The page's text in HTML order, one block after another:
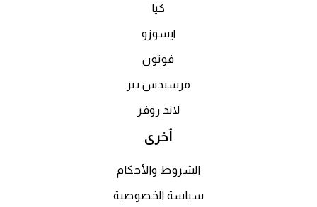
كيا
ايسوزو
فوتون
مرسيدس بنز
لاند روفر
أخرى
الشروط والأحكام
سياسة الخصوصية